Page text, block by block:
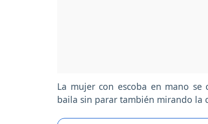
La mujer con escoba en mano
baila sin parar también mirando la